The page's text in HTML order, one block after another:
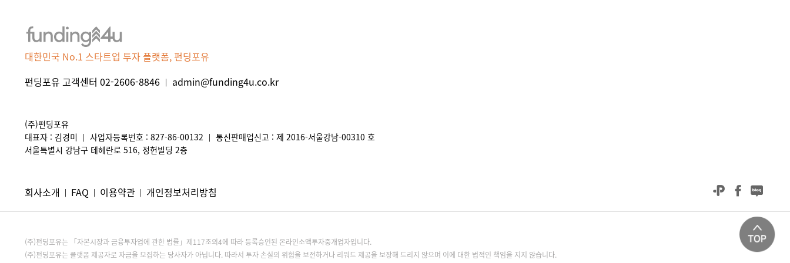
대한민국 No.1 스타트업 투자 플랫폼, 펀딩포유
펀딩포유 고객센터 02-2606-8846 | admin@funding4u.co.kr
(주)펀딩포유
대표자 : 김경미
| 사업자등록번호 : 827-86-00132 | 통신판매업신고 : 제 2016-서울강남-00310 호
서울특별시 강남구 테헤란로 516, 정헌빌딩 2층
회사소개 | FAQ | 이용약관 | 개인정보처리방침
(주)펀딩포유는 「자본시장과 금융투자업에 관한 법률」제117조의4에 따라 등록승인된 온라인소액투자중개업자입니다.
(주)펀딩포유는 플랫폼 제공자로 자금을 모집하는 당사자가 아닙니다. 따라서 투자 손실의 위험을 보전하거나 리워드 제공을 보장해 드리지 않으며 이에 대한 법적인 책임을 지지 않습니다.